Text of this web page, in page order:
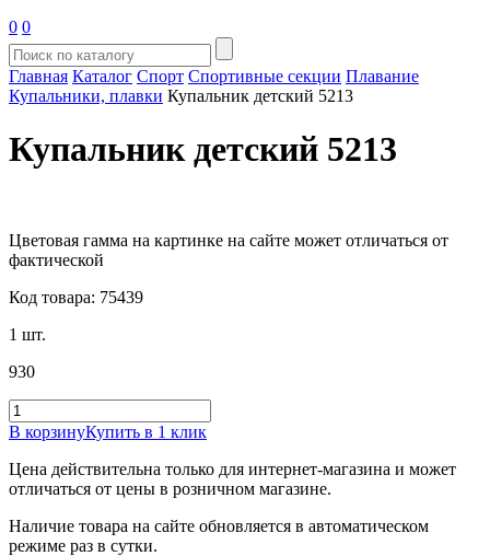
0 0
Главная Каталог Спорт Спортивные секции Плавание
Купальники, плавки Купальник детский 5213
Купальник детский 5213
Цветовая гамма на картинке на сайте может отличаться от
фактической
Код товара: 75439
1 шт.
930
В корзинуКупить в 1 клик
Цена действительна только для интернет-магазина и может
отличаться от цены в розничном магазине.
Наличие товара на сайте обновляется в автоматическом
режиме раз в сутки.